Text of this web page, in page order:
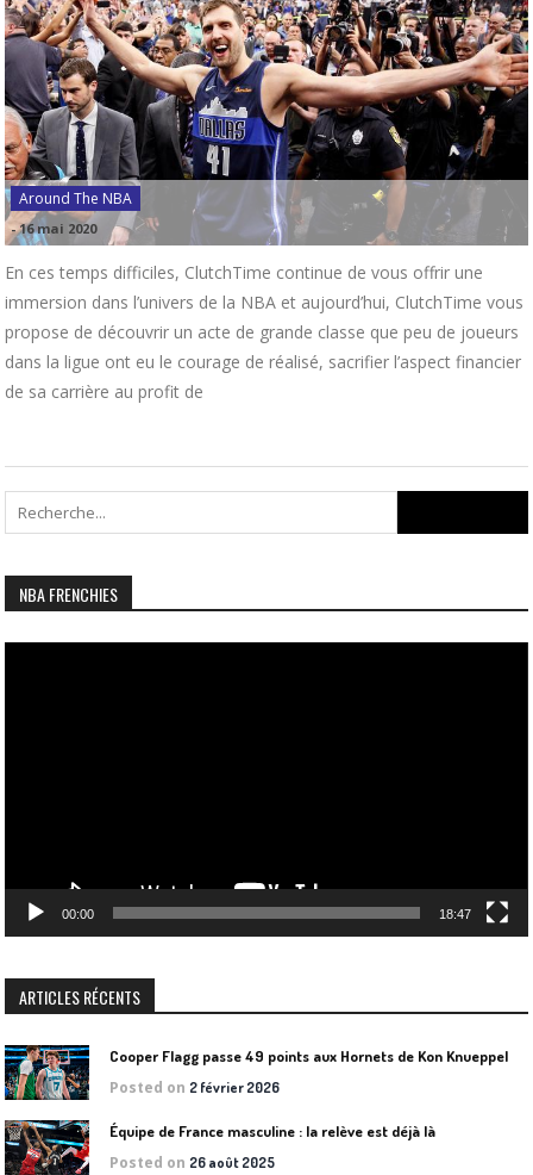
Around The NBA
-16 mai 2020
En ces temps difficiles, ClutchTime continue de vous offrir une
immersion dans l’univers de la NBA et aujourd’hui, ClutchTime vous
propose de découvrir un acte de grande classe que peu de joueurs
dans la ligue ont eu le courage de réalisé, sacrifier l’aspect financier
de sa carrière au profit de
for:
NBA FRENCHIES
00:00 18:47
ARTICLES RÉCENTS
Cooper Flagg passe 49 points aux Hornets de Kon Knueppel
Posted on 2 février 2026
Équipe de France masculine : la relève est déjà là
Posted on 26 août 2025